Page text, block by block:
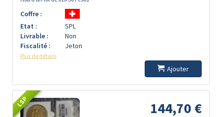
Coffre :
Etat :
SPL
Livrable :
Non
Fiscalité :
Jeton
Plus de détails
Ajouter
LSP 144,70 €